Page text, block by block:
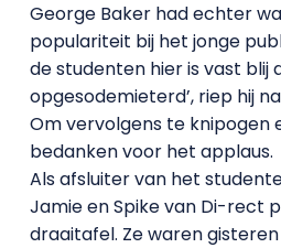
George Baker had echter
populariteit bij het jonge
de studenten hier is vast blij
opgesodemieterd’, riep hij
Om vervolgens te knipogen
bedanken voor het applaus.
Als afsluiter van het
Jamie en Spike van Di-rect
draaitafel. Ze waren